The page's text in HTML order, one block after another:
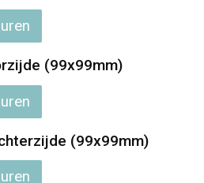
(99x99mm)
(99x99mm)